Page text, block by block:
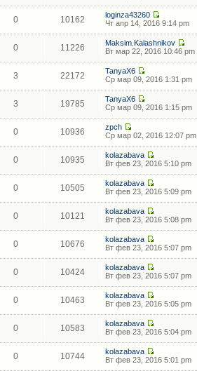
0 10162
loginza43260
Чт апр 14, 2016 9:14 pm
0 11226
Maksim.Kalashnikov
Вт мар 22, 2016 10:46 pm
3 22172
TanyaX6
Ср мар 09, 2016 1:31 pm
3 19785
TanyaX6
Ср мар 09, 2016 1:15 pm
0 10936
zpch
Ср мар 02, 2016 12:07 pm
0 10935
kolazabava
Вт фев 23, 2016 5:10 pm
0 10505
kolazabava
Вт фев 23, 2016 5:09 pm
0 10121
kolazabava
Вт фев 23, 2016 5:08 pm
0 10676
kolazabava
Вт фев 23, 2016 5:07 pm
0 10424
kolazabava
Вт фев 23, 2016 5:07 pm
0 10463
kolazabava
Вт фев 23, 2016 5:05 pm
0 10583
kolazabava
Вт фев 23, 2016 5:04 pm
0 10744
kolazabava
Вт фев 23, 2016 5:01 pm